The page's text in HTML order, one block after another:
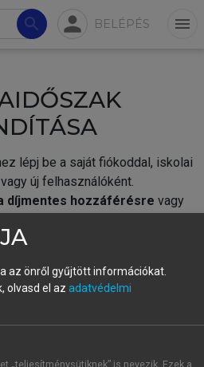
search person BELÉPÉS menu
lépj be a saját fiókoddal, iskolai
új felhasználóként.
díjmentes hozzáférésre vagy
hozz létre új fiókot.
automatikusan
FIÓKKAL
az önről gyűjtött információkat.
olvasd el az adatvédelmi
„teljesítménysütiknek” is nevezik. Ezek a